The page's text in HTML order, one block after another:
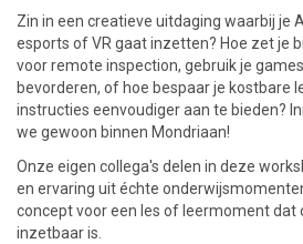
Zin in een creatieve uitdaging waarbij je
esports of VR gaat inzetten? Hoe zet je
voor remote inspection, gebruik je
bevorderen, of hoe bespaar je kostbare
instructies eenvoudiger aan te bieden?
we gewoon binnen Mondriaan!
Onze eigen collega's delen in deze
en ervaring uit échte
concept voor een les of leermoment dat
inzetbaar is.